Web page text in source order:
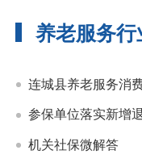
养老服务
连城县养老服务消
参保单位落实新增
机关社保微解答